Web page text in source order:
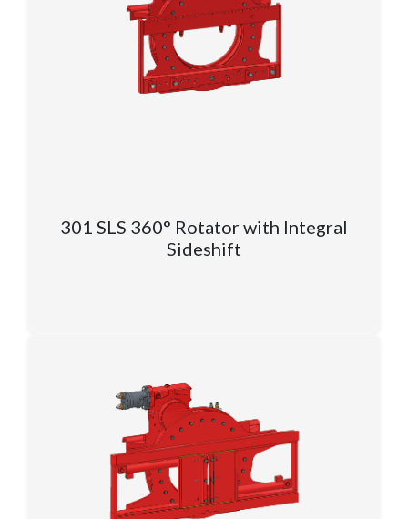
301 SLS 360° Rotator with Integral
Sideshift